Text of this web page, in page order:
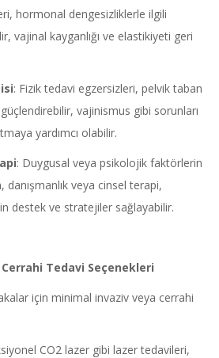
hormonal dengesizliklerle ilgili
vajinal kayganlığı ve elastikiyeti geri
: Fizik tedavi egzersizleri, pelvik taban
vajinismus gibi sorunları
yardımcı olabilir.
: Duygusal veya psikolojik faktörlerin
danışmanlık veya cinsel terapi,
destek ve stratejiler sağlayabilir.
Tedavi Seçenekleri
için minimal invaziv veya cerrahi
CO2 lazer gibi lazer tedavileri,